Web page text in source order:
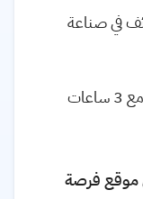
في صناعة
تتطلب الدورة 4 أسابيع من العمل مع 3 ساعات
موقع فرصة